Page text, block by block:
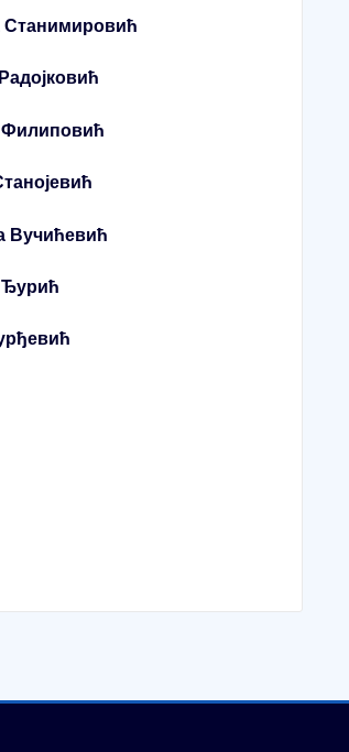
Станимировић
Филиповић
Вучићевић